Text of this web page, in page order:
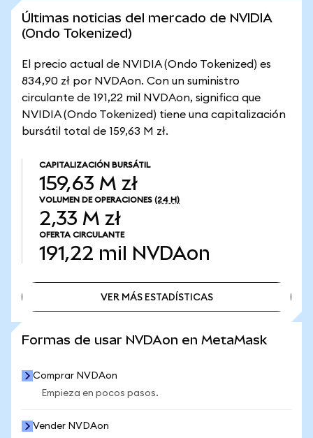
Últimas noticias del mercado de NVIDIA
(Ondo Tokenized)
El precio actual de NVIDIA (Ondo Tokenized) es
834,90 zł por NVDAon. Con un suministro
circulante de 191,22 mil NVDAon, significa que
NVIDIA (Ondo Tokenized) tiene una capitalización
bursátil total de 159,63 M zł.
CAPITALIZACIÓN BURSÁTIL
159,63 M zł
VOLUMEN DE OPERACIONES (24 H)
2,33 M zł
OFERTA CIRCULANTE
191,22 mil NVDAon
VER MÁS ESTADÍSTICAS
Formas de usar NVDAon en MetaMask
Comprar NVDAon
Empieza en pocos pasos.
Vender NVDAon